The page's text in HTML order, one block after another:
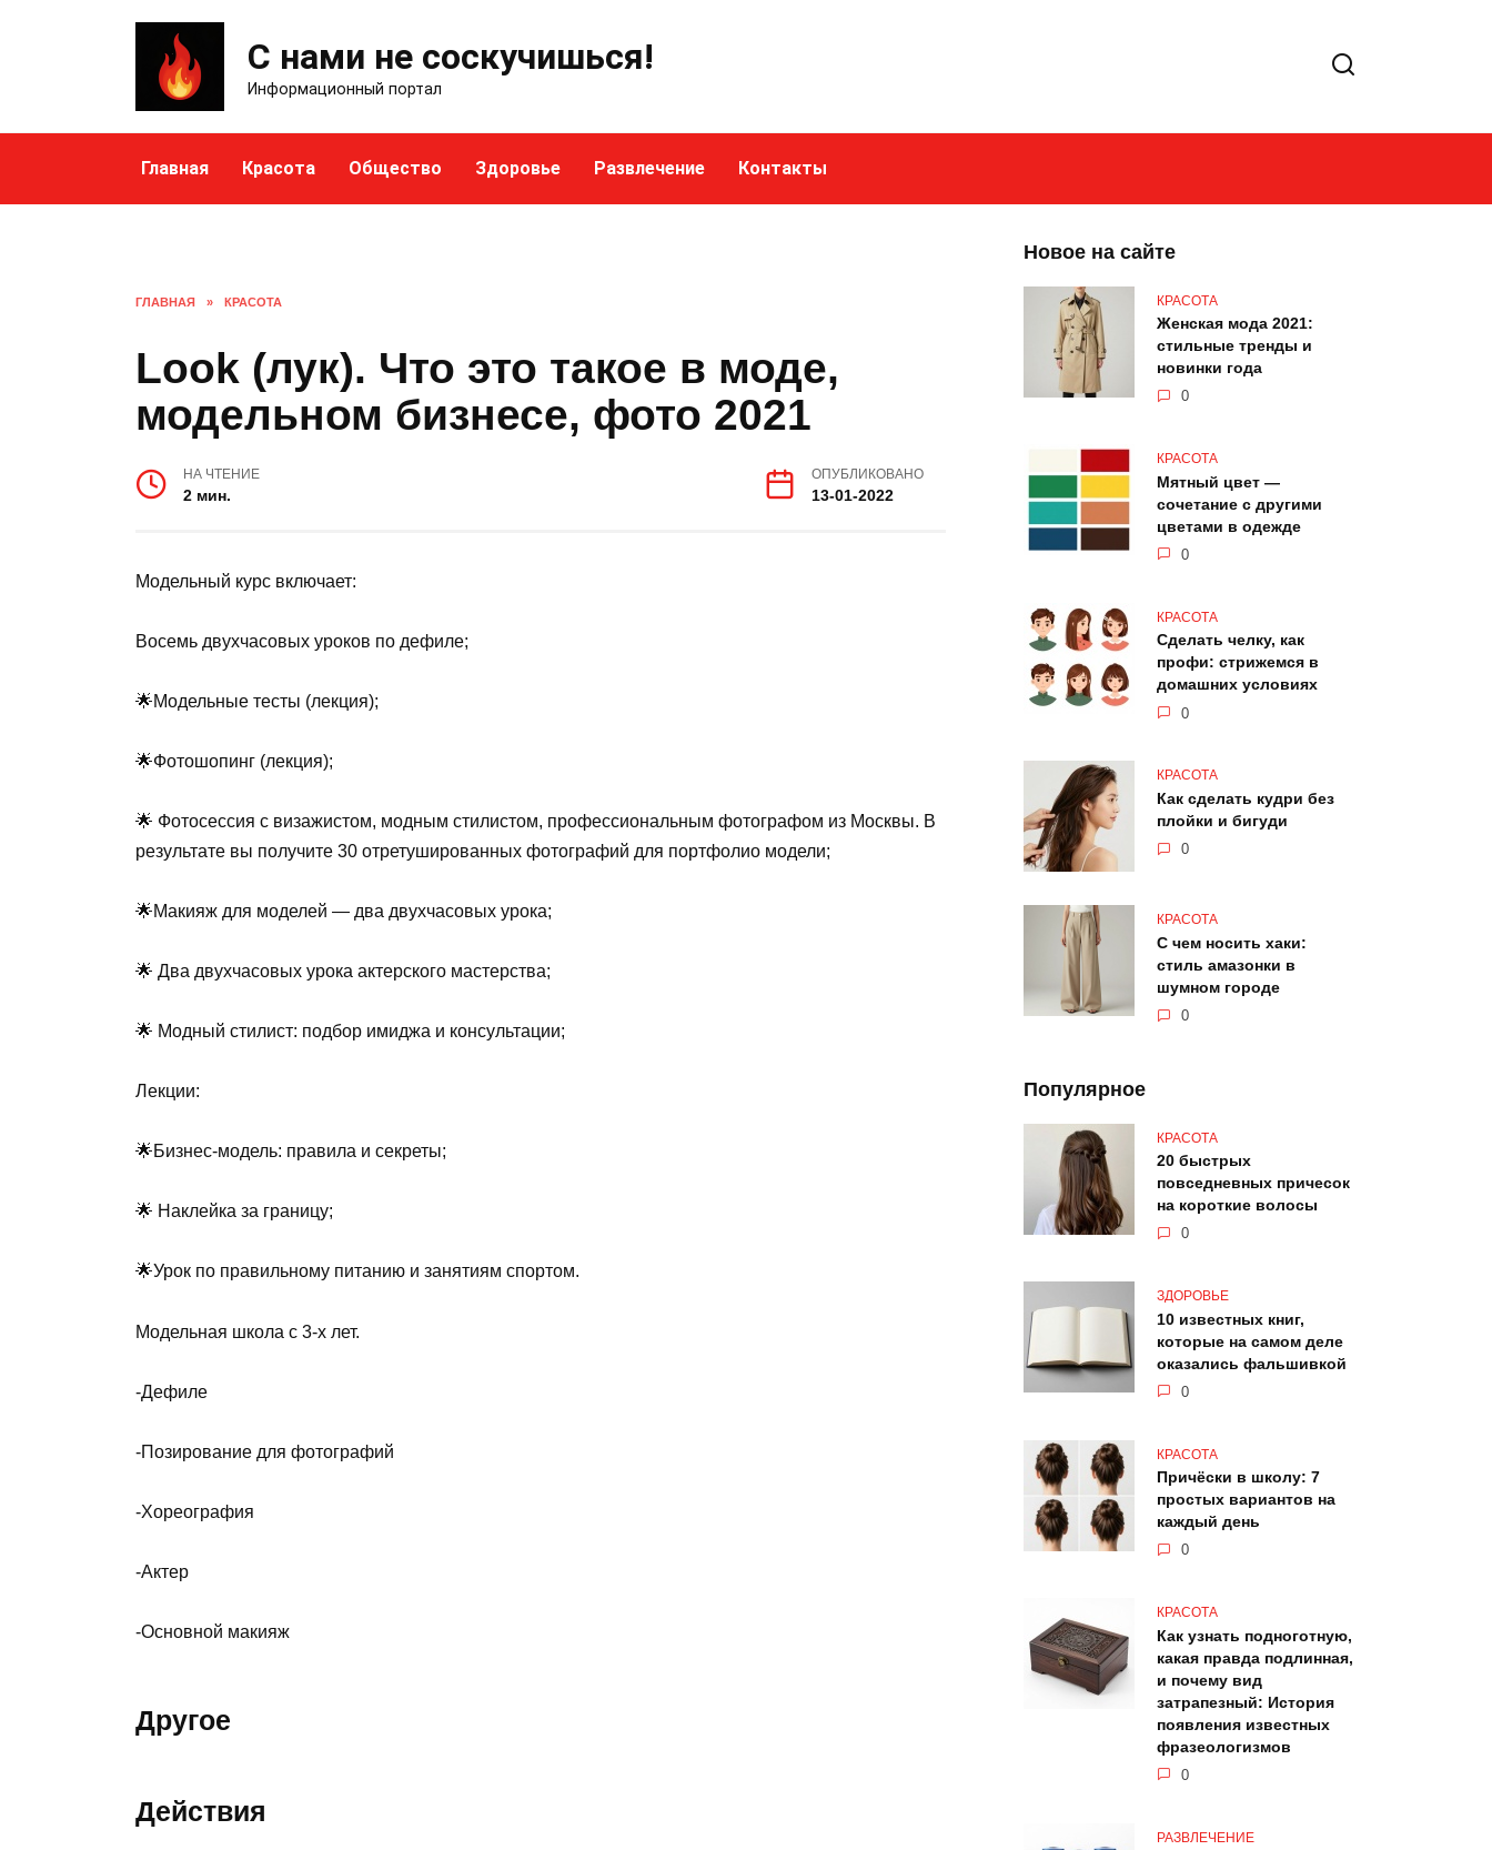
С нами не соскучишься!
Информационный портал
Главная Красота Общество Здоровье Развлечение Контакты
ГЛАВНАЯ » КРАСОТА
Look (лук). Что это такое в моде,
модельном бизнесе, фото 2021
НА ЧТЕНИЕ
2 мин.
ОПУБЛИКОВАНО
13-01-2022
Модельный курс включает:
Восемь двухчасовых уроков по дефиле;
🌟Модельные тесты (лекция);
🌟Фотошопинг (лекция);
🌟 Фотосессия с визажистом, модным стилистом, профессиональным фотографом из Москвы. В
результате вы получите 30 отретушированных фотографий для портфолио модели;
🌟Макияж для моделей — два двухчасовых урока;
🌟 Два двухчасовых урока актерского мастерства;
🌟 Модный стилист: подбор имиджа и консультации;
Лекции:
🌟Бизнес-модель: правила и секреты;
🌟 Наклейка за границу;
🌟Урок по правильному питанию и занятиям спортом.
Модельная школа с 3-х лет.
-Дефиле
-Позирование для фотографий
-Хореография
-Актер
-Основной макияж
Другое
Действия
Новое на сайте
КРАСОТА
Женская мода 2021:
стильные тренды и
новинки года
0
КРАСОТА
Мятный цвет —
сочетание с другими
цветами в одежде
0
КРАСОТА
Сделать челку, как
профи: стрижемся в
домашних условиях
0
КРАСОТА
Как сделать кудри без
плойки и бигуди
0
КРАСОТА
С чем носить хаки:
стиль амазонки в
шумном городе
0
Популярное
КРАСОТА
20 быстрых
повседневных причесок
на короткие волосы
0
ЗДОРОВЬЕ
10 известных книг,
которые на самом деле
оказались фальшивкой
0
КРАСОТА
Причёски в школу: 7
простых вариантов на
каждый день
0
КРАСОТА
Как узнать подноготную,
какая правда подлинная,
и почему вид
затрапезный: История
появления известных
фразеологизмов
0
РАЗВЛЕЧЕНИЕ